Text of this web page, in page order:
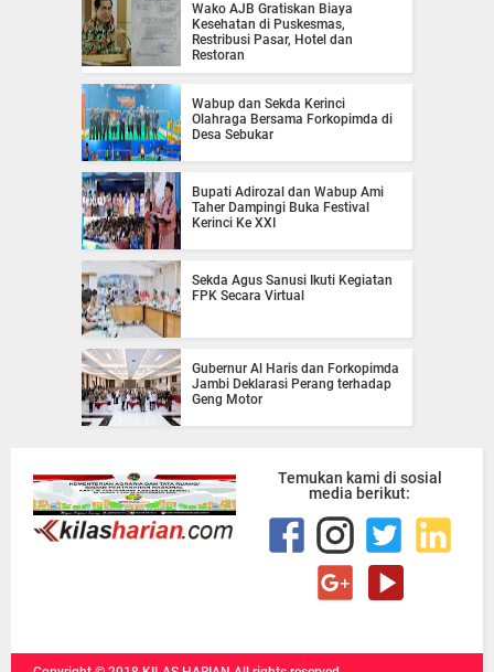
Wako AJB Gratiskan Biaya
Kesehatan di Puskesmas,
Restribusi Pasar, Hotel dan
Restoran
Wabup dan Sekda Kerinci
Olahraga Bersama Forkopimda di
Desa Sebukar
Bupati Adirozal dan Wabup Ami
Taher Dampingi Buka Festival
Kerinci Ke XXI
Sekda Agus Sanusi Ikuti Kegiatan
FPK Secara Virtual
Gubernur Al Haris dan Forkopimda
Jambi Deklarasi Perang terhadap
Geng Motor
Temukan kami di sosial
media berikut: